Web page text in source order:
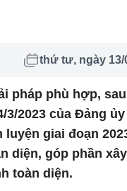
thứ tư, ngày 13/
pháp phù hợp,
2023 của Đảng
giai đoạn
diện, góp phần
toàn diện.